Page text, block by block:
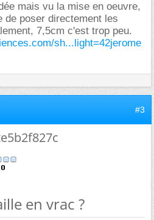
mais vu la mise en oeuvre,
de poser directement les
7,5cm c'est trop peu.
sh...light=42jerome
#3
en vrac ?